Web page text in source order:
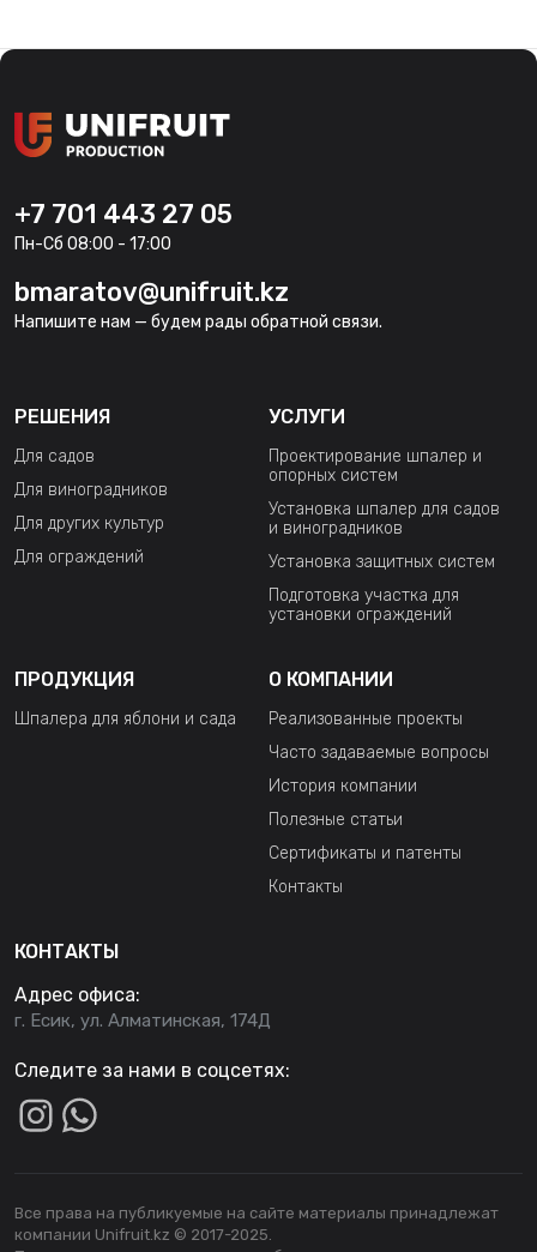
+7 701 443 27 05
Пн-Сб 08:00 - 17:00
bmaratov@unifruit.kz
Напишите нам — будем рады обратной связи.
РЕШЕНИЯ
Для садов
Для виноградников
Для других культур
Для ограждений
УСЛУГИ
Проектирование шпалер и
опорных систем
Установка шпалер для садов
и виноградников
Установка защитных систем
Подготовка участка для
установки ограждений
ПРОДУКЦИЯ
Шпалера для яблони и сада
О КОМПАНИИ
Реализованные проекты
Часто задаваемые вопросы
История компании
Полезные статьи
Сертификаты и патенты
Контакты
КОНТАКТЫ
Адрес офиса:
г. Есик, ул. Алматинская, 174Д
Следите за нами в соцсетях:
Все права на публикуемые на сайте материалы принадлежат
компании Unifruit.kz © 2017-2025.